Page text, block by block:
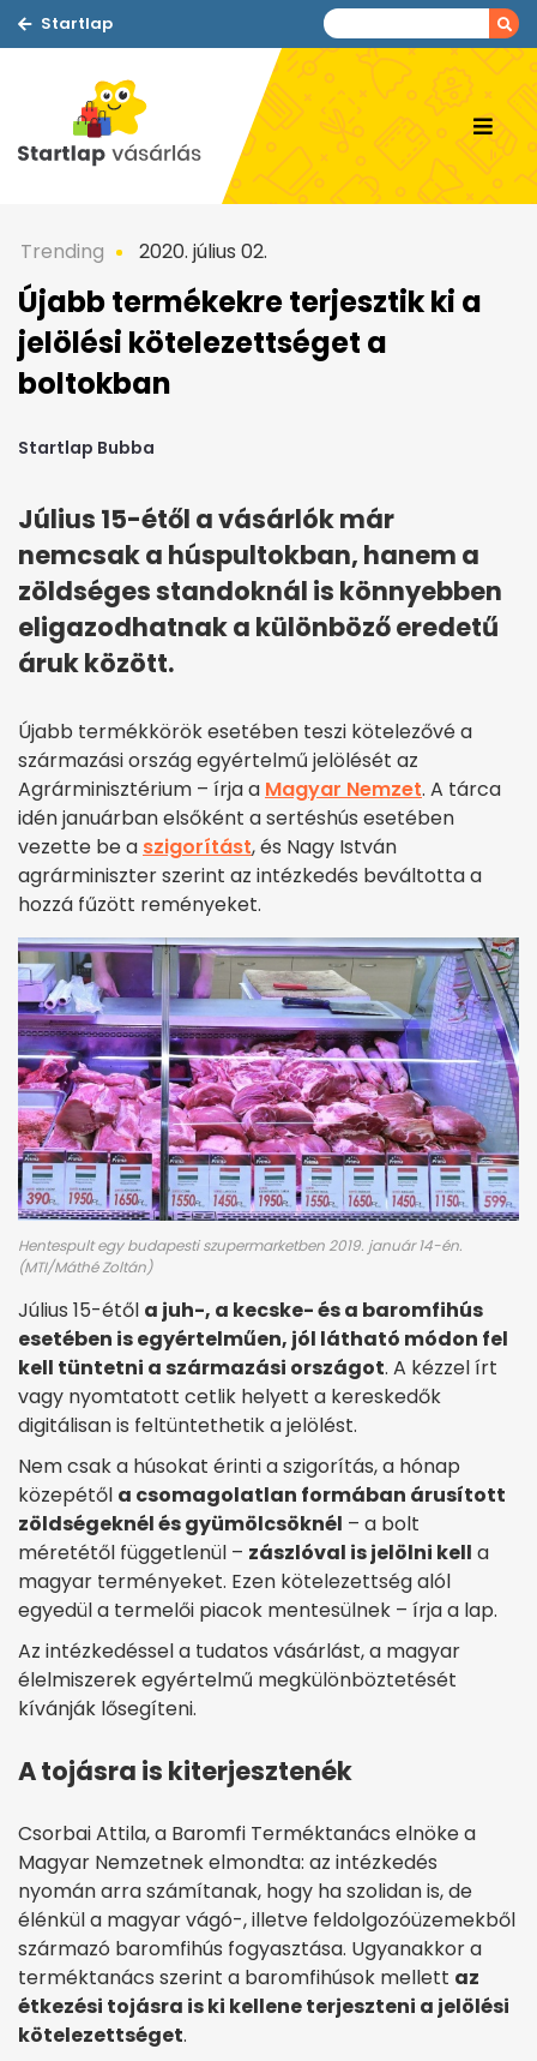
Startlap
Trending 2020. július 02.
Újabb termékekre terjesztik ki a
jelölési kötelezettséget a
boltokban
Startlap Bubba
Július 15-étől a vásárlók már
nemcsak a húspultokban, hanem a
zöldséges standoknál is könnyebben
eligazodhatnak a különböző eredetű
áruk között.
Újabb termékkörök esetében teszi kötelezővé a
származási ország egyértelmű jelölését az
Agrárminisztérium – írja a Magyar Nemzet. A tárca
idén januárban elsőként a sertéshús esetében
vezette be a szigorítást, és Nagy István
agrárminiszter szerint az intézkedés beváltotta a
hozzá fűzött reményeket.
Hentespult egy budapesti szupermarketben 2019. január 14-én.
(MTI/Máthé Zoltán)
Július 15-étől a juh-, a kecske- és a baromfihús
esetében is egyértelműen, jól látható módon fel
kell tüntetni a származási országot. A kézzel írt
vagy nyomtatott cetlik helyett a kereskedők
digitálisan is feltüntethetik a jelölést.
Nem csak a húsokat érinti a szigorítás, a hónap
közepétől a csomagolatlan formában árusított
zöldségeknél és gyümölcsöknél – a bolt
méretétől függetlenül – zászlóval is jelölni kell a
magyar terményeket. Ezen kötelezettség alól
egyedül a termelői pia­cok mentesülnek – írja a lap.
Az intézkedéssel a tudatos vásárlást, a magyar
élelmiszerek egyértelmű megkülönböztetését
kívánják lősegíteni.
A tojásra is kiterjesztenék
Csorbai Attila, a Baromfi Terméktanács elnöke a
Magyar Nemzetnek elmondta: az intézkedés
nyomán arra számítanak, hogy ha szolidan is, de
élénkül a magyar vágó-, illetve feldolgozóüzemekből
származó baromfihús fogyasztása. Ugyanakkor a
terméktanács szerint a baromfihúsok mellett az
étkezési tojásra is ki kellene terjeszteni a jelölési
kötelezettséget.